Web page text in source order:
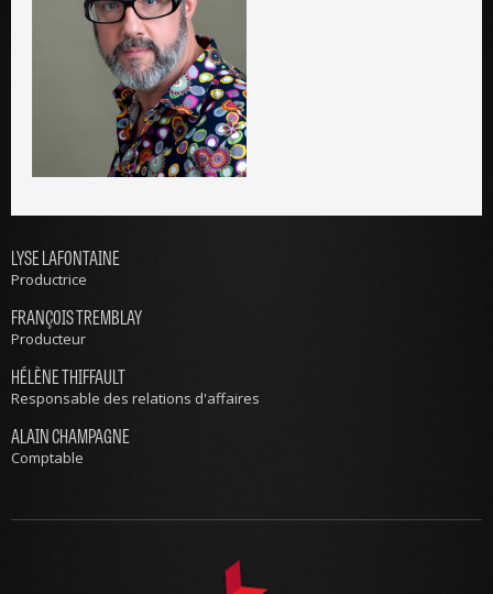
LYSE LAFONTAINE
Productrice
FRANÇOIS TREMBLAY
Producteur
HÉLÈNE THIFFAULT
Responsable des relations d'affaires
ALAIN CHAMPAGNE
Comptable